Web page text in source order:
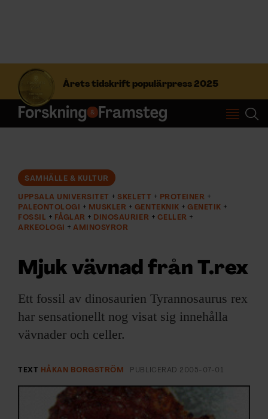
Årets tidskrift populärpress 2025
S
f
t
Prenumerera
NYHETSBREV
ARKIV & E-TIDNING
LYSSNA/PODD
EVENEMANG & RESOR
SHOP
KONTAKTA F&F
SAMHÄLLE & KULTUR
UPPSALA UNIVERSITET SKELETT
PROTEINER
PALEONTOLOGI
MUSKLER GENTEKNIK
GENETIK
FOSSIL
FÅGLAR DINOSAURIER
CELLER
ARKEOLOGI
AMINOSYROR
Mjuk vävnad från T.rex
Ett fossil av dinosaurien Tyrannosaurus rex
har sensationellt nog visat sig innehålla
vävnader och celler.
TEXT HÅKAN BORGSTRÖM PUBLICERAD 2005-07-01